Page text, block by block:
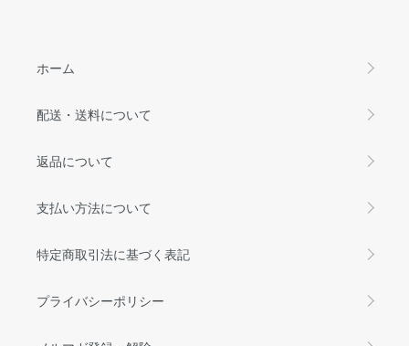
ホーム
配送・送料について
返品について
支払い方法について
特定商取引法に基づく表記
プライバシーポリシー